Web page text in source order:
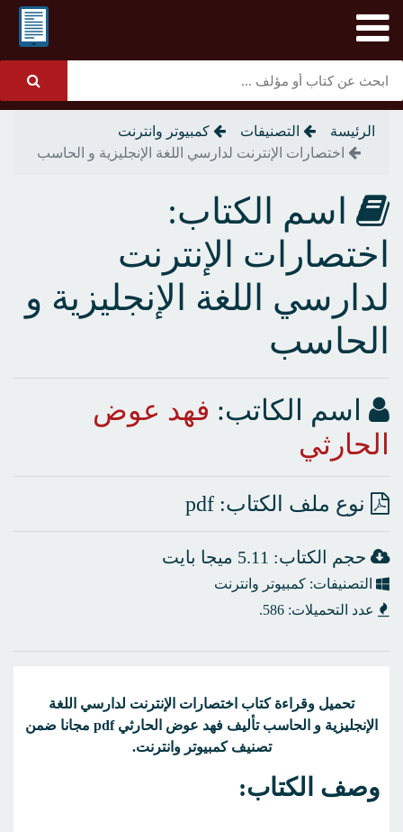
الرئيسة التصنيفات
كمبيوتر وانترنت
اختصارات الإنترنت لدارسي اللغة الإنجليزية و الحاسب
اسم الكتاب:
اختصارات الإنترنت
لدارسي اللغة الإنجليزية و
الحاسب
اسم الكاتب: فهد عوض
الحارثي
نوع ملف الكتاب: pdf
حجم الكتاب: 5.11 ميجا بايت
التصنيفات: كمبيوتر وانترنت
عدد التحميلات: 586.
تحميل وقراءة كتاب اختصارات الإنترنت لدارسي اللغة
الإنجليزية و الحاسب تأليف فهد عوض الحارثي pdf مجانا ضمن
تصنيف كمبيوتر وانترنت.
وصف الكتاب: